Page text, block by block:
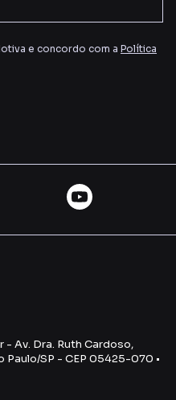
e concordo com a Política
- Av. Dra. Ruth Cardoso,
Paulo/SP - CEP 05425-070 •